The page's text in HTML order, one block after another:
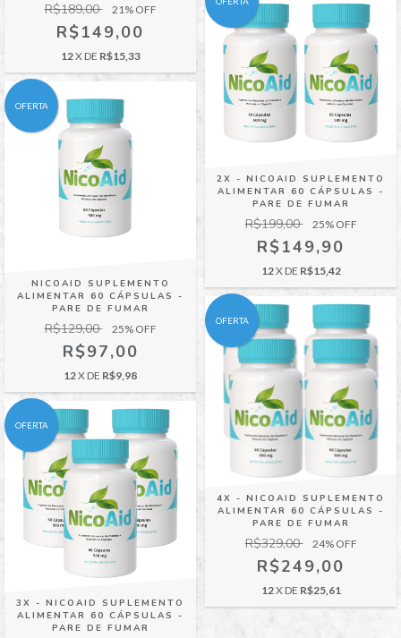
R$189,00 21 % OFF
R$149,00
12X DE R$15,33
OFERTA
NICOAID SUPLEMENTO
ALIMENTAR 60 CÁPSULAS -
PARE DE FUMAR
R$129,00 25% OFF
R$97,00
12X DE R$9,98
2X - NICOAID SUPLEMENTO
ALIMENTAR 60 CÁPSULAS -
PARE DE FUMAR
R$199,00 25% OFF
R$149,90
12X DE R$15,42
OFERTA
3X - NICOAID SUPLEMENTO
ALIMENTAR 60 CÁPSULAS -
PARE DE FUMAR
OFERTA
4X - NICOAID SUPLEMENTO
ALIMENTAR 60 CÁPSULAS -
PARE DE FUMAR
R$329,00 24% OFF
R$249,00
12X DE R$25,61